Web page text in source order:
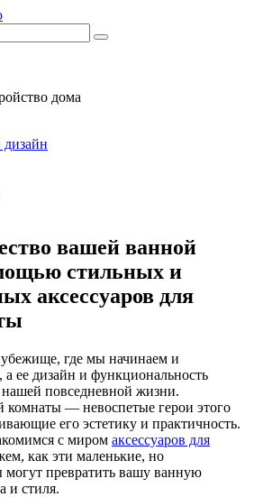
дома
вашей ванной
стильных и
аксессуаров для
где мы начинаем и
а ее дизайн и функциональность
повседневной жизни.
комнаты — невоспетые герои этого
его эстетику и практичность.
с миром аксессуаров для
как эти маленькие, но
превратить вашу ванную
и стиля.